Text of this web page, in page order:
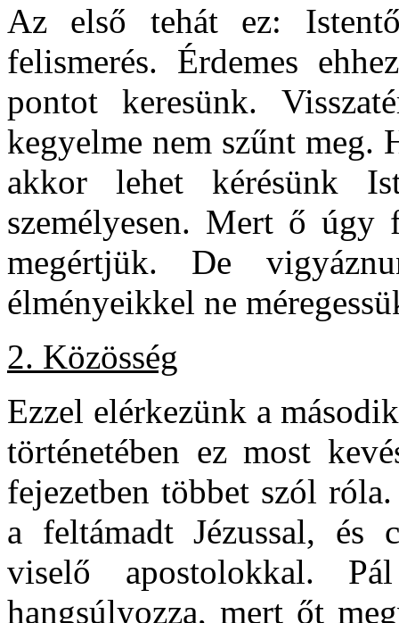
Az első tehát ez:
felismerés. Érdemes
pontot keresünk.
kegyelme nem szűnt meg.
akkor lehet kérésünk
személyesen. Mert ő úgy
megértjük. De
élményeikkel ne
2. Közösség
Ezzel elérkezünk a
történetében ez most
fejezetben többet szól
a feltámadt Jézussal, és
viselő apostolokkal.
hangsúlyozza, mert őt